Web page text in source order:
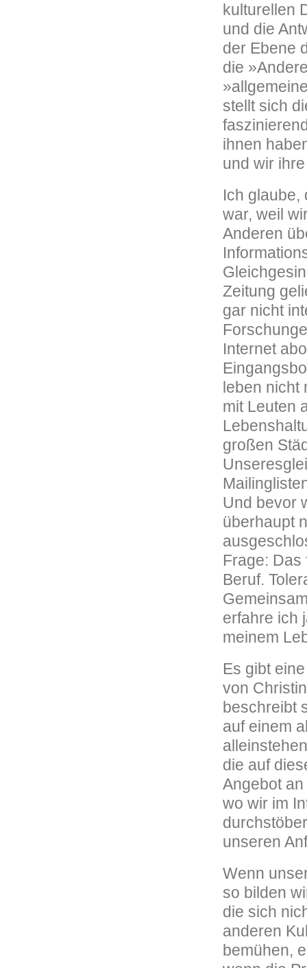
kulturellen
und die
der Ebene
die
stellt sich
ihnen
und wir
Ich glaube,
war, weil
Anderen
Zeitung
gar nicht
Internet
leben nicht
mit Leuten
großen
Und bevor
überhaupt
Frage:
Beruf.
erfahre ich
meinem
Es gibt
von
beschreibt
auf einem
die auf
Angebot
wo wir im
unseren
Wenn
so bilden
die sich
anderen
bemühen,